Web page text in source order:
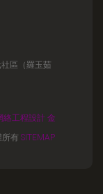
區（羅玉茹
絡工程設計 金
所有 SITEMAP